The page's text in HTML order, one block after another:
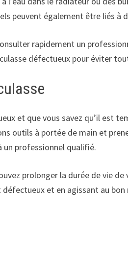
peuvent également être liés à
rapidement un
défectueux pour éviter
et que vous savez qu’il est
outils à portée de main et
un professionnel qualifié.
prolonger la durée de vie
et en agissant au